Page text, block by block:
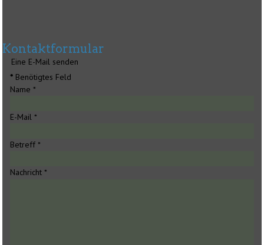
Kontaktformular
Eine E-Mail senden
*Benötigtes Feld
Name *
E-Mail*
Betreff*
Nachricht*